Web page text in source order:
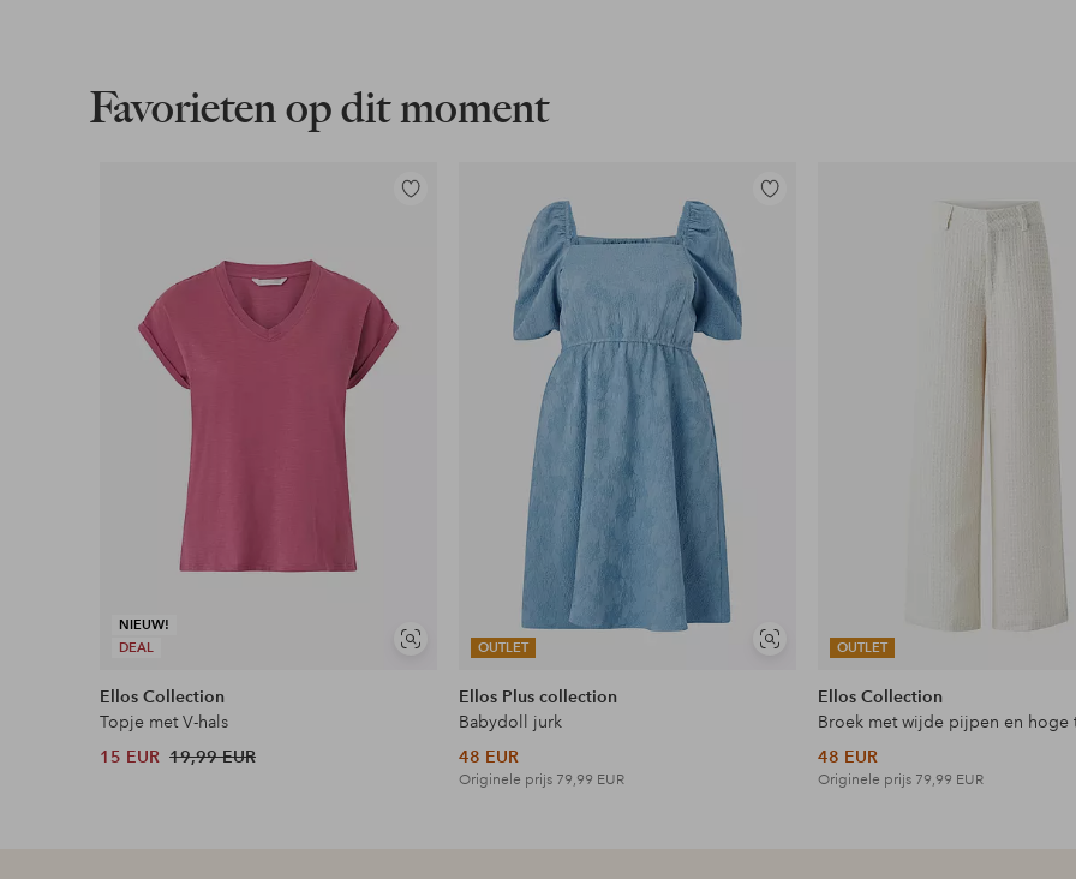
Nu betalen, later betalen of in termijnen betalen
Meer lezen
Favorieten op dit moment
NIEUW!
DEAL
Soortgelijke
Toevoegen
Ellos Collection
Topje met V-hals
15 EUR 19,99 EUR
OUTLET
Soortgelijke
Toevoegen
Ellos Plus collection
Babydoll jurk
48 EUR
Originele prijs 79,99 EUR
OUTLET
Ellos Collection
Broek met wijde pijpen en hoge
48 EUR
Originele prijs 79,99 EUR